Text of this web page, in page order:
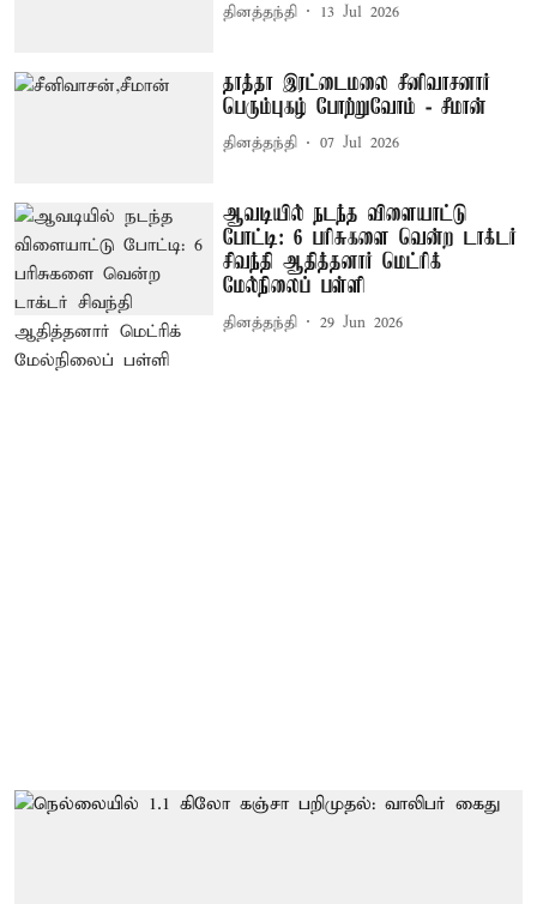
தினத்தந்தி 13 Jul 2026
தாத்தா இரட்டைமலை சீனிவாசனார்
பெரும்புகழ் போற்றுவோம் - சீமான்
தினத்தந்தி 07 Jul 2026
ஆவடியில் நடந்த விளையாட்டு
போட்டி: 6 பரிசுகளை வென்ற டாக்டர்
சிவந்தி ஆதித்தனார் மெட்ரிக்
மேல்நிலைப் பள்ளி
தினத்தந்தி 29 Jun 2026